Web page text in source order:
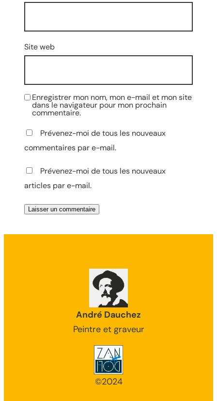
Site web
Enregistrer mon nom, mon e-mail et mon site
dans le navigateur pour mon prochain
commentaire.
Prévenez-moi de tous les nouveaux
commentaires par e-mail.
Prévenez-moi de tous les nouveaux
articles par e-mail.
André Dauchez
Peintre et graveur
©2024